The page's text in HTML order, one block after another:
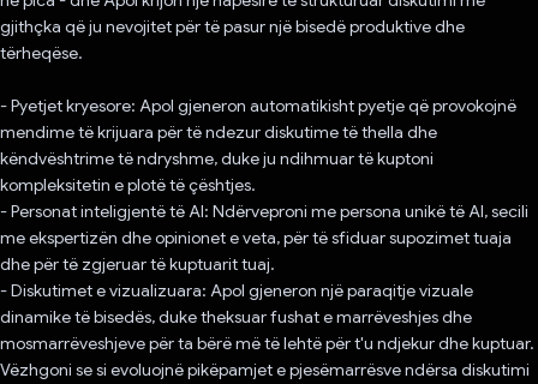
gjithçka që ju nevojitet për të pasur një bisedë produktive dhe
tërheqëse.
- Pyetjet kryesore: Apol gjeneron automatikisht pyetje që provokojnë
mendime të krijuara për të ndezur diskutime të thella dhe
këndvështrime të ndryshme, duke ju ndihmuar të kuptoni
kompleksitetin e plotë të çështjes.
- Personat inteligjentë të AI: Ndërveproni me persona unikë të AI, secili
me ekspertizën dhe opinionet e veta, për të sfiduar supozimet tuaja
dhe për të zgjeruar të kuptuarit tuaj.
- Diskutimet e vizualizuara: Apol gjeneron një paraqitje vizuale
dinamike të bisedës, duke theksuar fushat e marrëveshjes dhe
mosmarrëveshjeve për ta bërë më të lehtë për t'u ndjekur dhe kuptuar.
Vëzhgoni se si evoluojnë pikëpamjet e pjesëmarrësve ndërsa diskutimi